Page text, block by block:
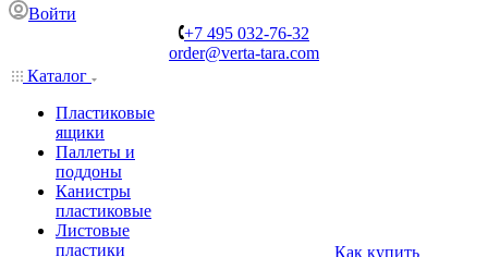
Войти
+7 495 032-76-32
order@verta-tara.com
Каталог
Пластиковые
ящики
Паллеты и
поддоны
Канистры
пластиковые
Листовые
пластики
Как купить